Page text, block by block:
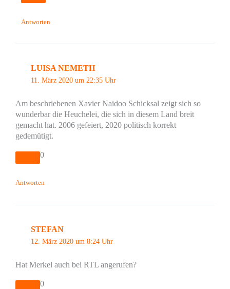
Antworten
LUISA NEMETH
11. März 2020 um 22:35 Uhr
Am beschriebenen Xavier Naidoo Schicksal zeigt sich so
wunderbar die Heuchelei, die sich in diesem Land breit
gemacht hat. 2006 gefeiert, 2020 politisch korrekt
gedemütigt.
0
Antworten
STEFAN
12. März 2020 um 8:24 Uhr
Hat Merkel auch bei RTL angerufen?
0